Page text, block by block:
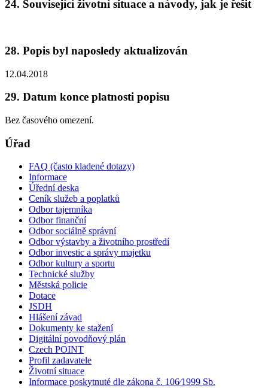
24. Související životní situace a návody, jak je řešit
28. Popis byl naposledy aktualizován
12.04.2018
29. Datum konce platnosti popisu
Bez časového omezení.
Úřad
FAQ (často kladené dotazy)
Informace
Úřední deska
Ceník služeb a poplatků
Odbor tajemníka
Odbor finanční
Odbor sociálně správní
Odbor výstavby a životního prostředí
Odbor investic a správy majetku
Odbor kultury a sportu
Technické služby
Městská policie
Dotace
JSDH
Hlášení závad
Dokumenty ke stažení
Digitální povodňový plán
Czech POINT
Profil zadavatele
Životní situace
Informace poskytnuté dle zákona č. 106⁄1999 Sb.